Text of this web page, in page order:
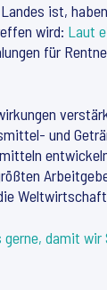
ist,
wird: Laut
für
und
damit wir